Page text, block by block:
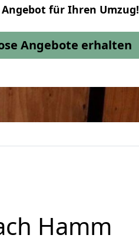
Angebot für Ihren Umzug!
Angebote erhalten
Hamm